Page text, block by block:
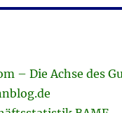
– Die Achse des